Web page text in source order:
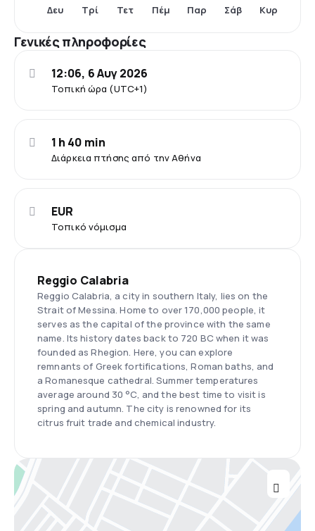
Δευ Τρί Τετ Πέμ Παρ Σάβ Κυρ
Γενικές πληροφορίες
Τοπική ώρα (UTC+1)
12:06, 6 Αυγ 2026
Διάρκεια πτήσης από την Αθήνα
1 h 40 min
Τοπικό νόμισμα
EUR
Reggio Calabria
Reggio Calabria, a city in southern Italy, lies on the
Strait of Messina. Home to over 170,000 people, it
serves as the capital of the province with the same
name. Its history dates back to 720 BC when it was
founded as Rhegion. Here, you can explore
remnants of Greek fortifications, Roman baths, and
a Romanesque cathedral. Summer temperatures
average around 30 °C, and the best time to visit is
spring and autumn. The city is renowned for its
citrus fruit trade and chemical industry.